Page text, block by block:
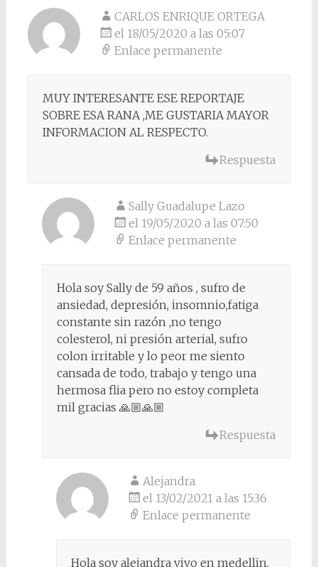
CARLOS ENRIQUE ORTEGA
el 18/05/2020 a las 05:07
Enlace permanente
MUY INTERESANTE ESE REPORTAJE
SOBRE ESA RANA ,ME GUSTARIA MAYOR
INFORMACION AL RESPECTO.
Respuesta
Sally Guadalupe Lazo
el 19/05/2020 a las 07:50
Enlace permanente
Hola soy Sally de 59 años , sufro de
ansiedad, depresión, insomnio,fatiga
constante sin razón ,no tengo
colesterol, ni presión arterial, sufro
colon irritable y lo peor me siento
cansada de todo, trabajo y tengo una
hermosa flia pero no estoy completa
mil gracias 🙏🏼🙏🏼
Respuesta
Alejandra
el 13/02/2021 a las 15:36
Enlace permanente
Hola soy alejandra vivo en medellin.